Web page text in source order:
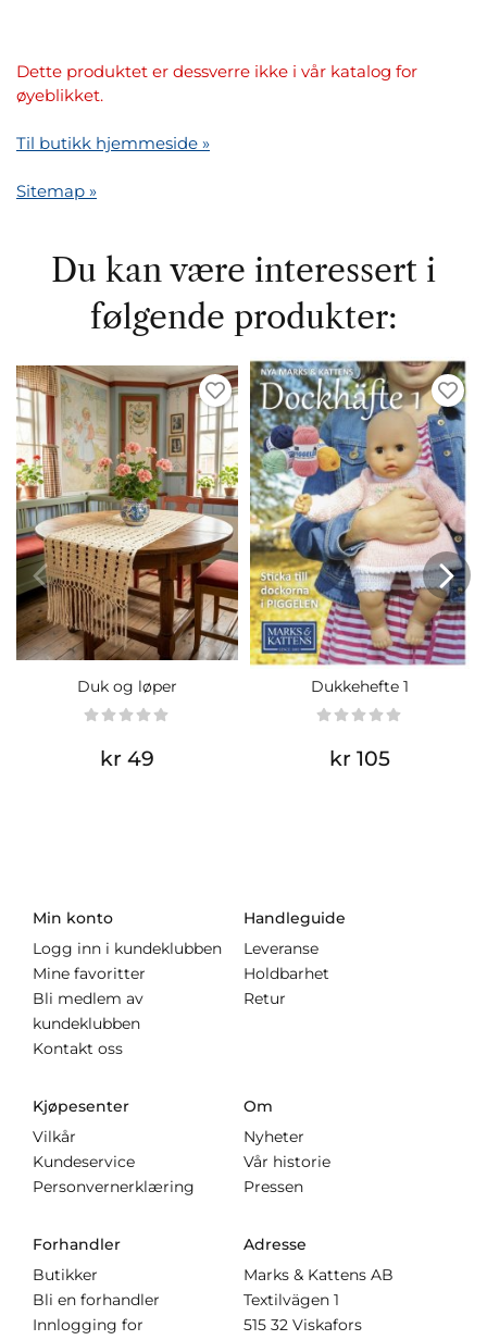
Dette produktet er dessverre ikke i vår katalog for
øyeblikket.
Til butikk hjemmeside »
Sitemap »
Du kan være interessert i
følgende produkter:
Duk og løper
kr 49
Dukkehefte 1
kr 105
Min konto
Logg inn i kundeklubben
Mine favoritter
Bli medlem av
kundeklubben
Kontakt oss
Handleguide
Leveranse
Holdbarhet
Retur
Kjøpesenter
Vilkår
Kundeservice
Personvernerklæring
Om
Nyheter
Vår historie
Pressen
Forhandler
Butikker
Bli en forhandler
Innlogging for
Adresse
Marks & Kattens AB
Textilvägen 1
515 32 Viskafors